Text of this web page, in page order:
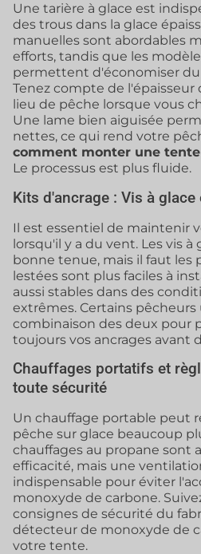
Une tarière à glace est
des trous dans la glace
manuelles sont abordables
efforts, tandis que les
permettent d'économiser
Tenez compte de l'épaisseur
lieu de pêche lorsque vous
Une lame bien aiguisée
nettes, ce qui rend votre
comment monter une
Le processus est plus fluide.
Kits d'ancrage : Vis à
Il est essentiel de maintenir
lorsqu'il y a du vent. Les vis
bonne tenue, mais il faut les
lestées sont plus faciles à
aussi stables dans des
extrêmes. Certains
combinaison des deux pour
toujours vos ancrages avant
Chauffages portatifs et
toute sécurité
Un chauffage portable peut
pêche sur glace beaucoup
chauffages au propane sont
efficacité, mais une
indispensable pour éviter
monoxyde de carbone.
consignes de sécurité du
détecteur de monoxyde de
votre tente.